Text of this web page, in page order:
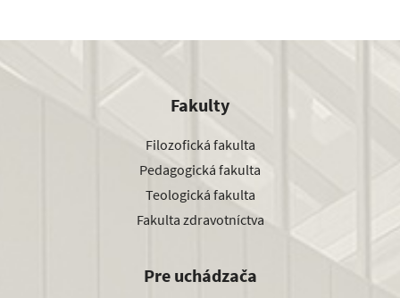
Fakulty
Filozofická fakulta
Pedagogická fakulta
Teologická fakulta
Fakulta zdravotníctva
Pre uchádzača